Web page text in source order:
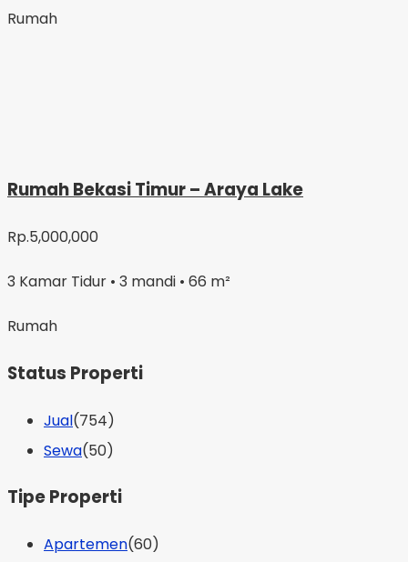
Rumah
Rumah Bekasi Timur – Araya Lake
Rp.5,000,000
3 Kamar Tidur • 3 mandi • 66 m²
Rumah
Status Properti
Jual(754)
Sewa(50)
Tipe Properti
Apartemen(60)